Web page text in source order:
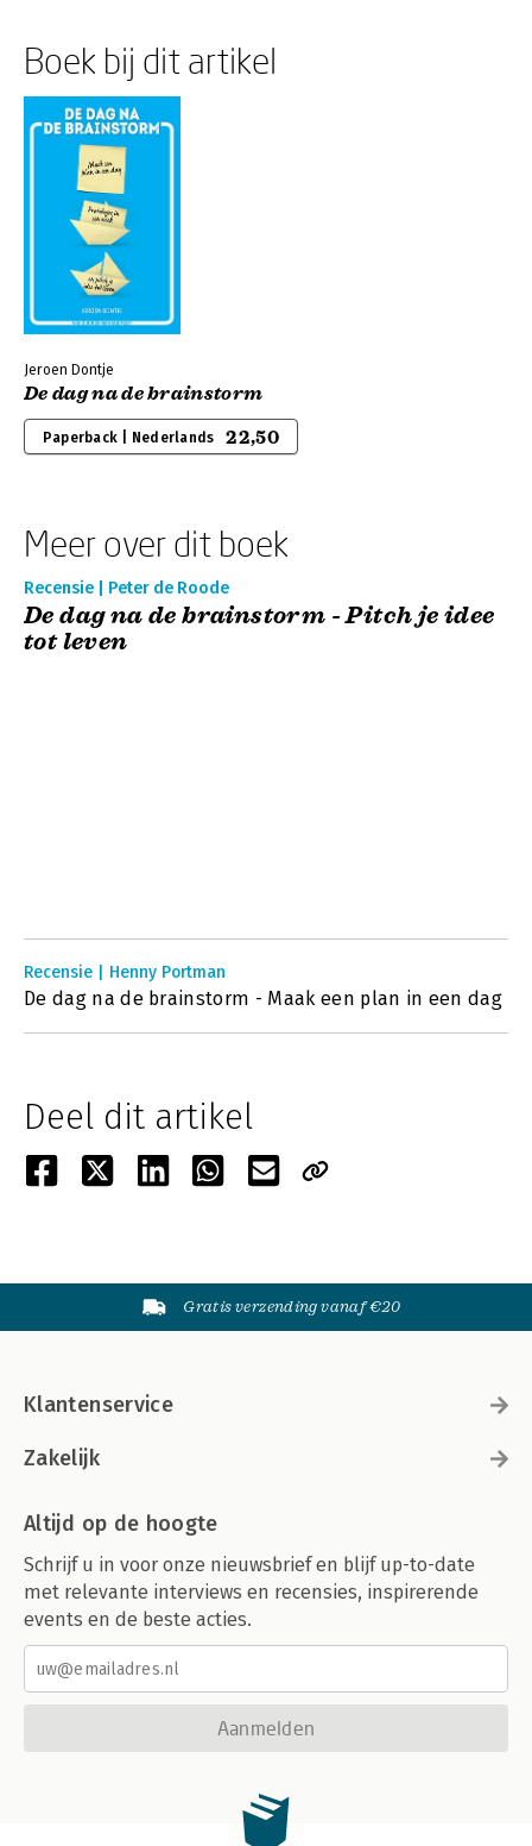
Boek bij dit artikel
Jeroen Dontje
De dag na de brainstorm
Paperback | Nederlands 22,50
Meer over dit boek
Recensie | Peter de Roode
De dag na de brainstorm - Pitch je idee
tot leven
Recensie | Henny Portman
De dag na de brainstorm - Maak een plan in een dag
Deel dit artikel
Gratis verzending vanaf €20
Klantenservice
Zakelijk
Altijd op de hoogte
Schrijf u in voor onze nieuwsbrief en blijf up-to-date
met relevante interviews en recensies, inspirerende
events en de beste acties.
Aanmelden